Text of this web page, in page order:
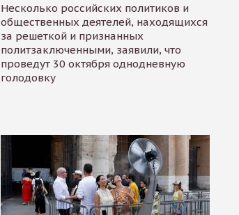
Несколько российских политиков и
общественных деятелей, находящихся
за решеткой и признанных
политзаключенными, заявили, что
проведут 30 октября однодневную
голодовку